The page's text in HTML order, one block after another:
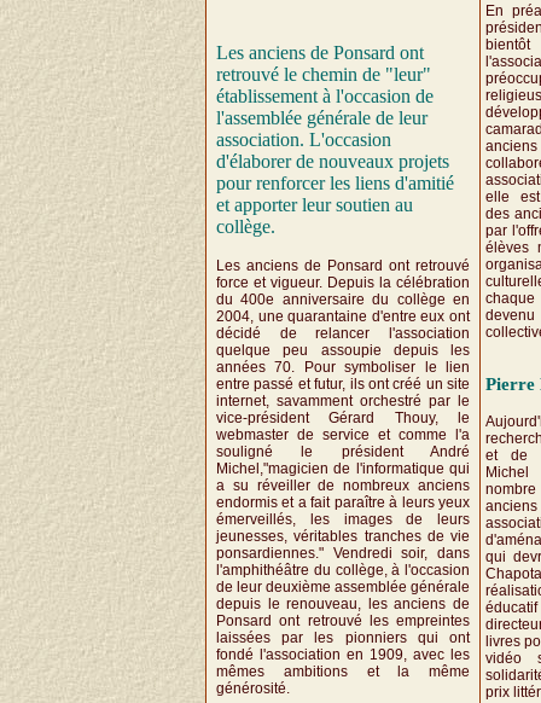
Les anciens de Ponsard ont
retrouvé le chemin de "leur"
établissement à l'occasion de
l'assemblée générale de leur
association. L'occasion
d'élaborer de nouveaux projets
pour renforcer les liens d'amitié
et apporter leur soutien au
collège.
Les anciens de Ponsard ont retrouvé
force et vigueur. Depuis la célébration
du 400e anniversaire du collège en
2004, une quarantaine d'entre eux ont
décidé de relancer l'association
quelque peu assoupie depuis les
années 70. Pour symboliser le lien
entre passé et futur, ils ont créé un site
internet, savamment orchestré par le
vice-président Gérard Thouy, le
webmaster de service et comme l'a
souligné le président André
Michel,"magicien de l'informatique qui
a su réveiller de nombreux anciens
endormis et a fait paraître à leurs yeux
émerveillés, les images de leurs
jeunesses, véritables tranches de vie
ponsardiennes." Vendredi soir, dans
l'amphithéâtre du collège, à l'occasion
de leur deuxième assemblée générale
depuis le renouveau, les anciens de
Ponsard ont retrouvé les empreintes
laissées par les pionniers qui ont
fondé l'association en 1909, avec les
mêmes ambitions et la même
générosité.
En
elle
des
par
élèves
Pierre
et de
qui
livres
vidéo
prix